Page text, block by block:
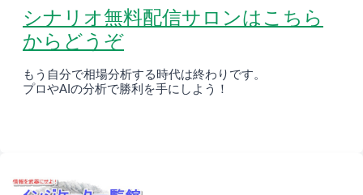
シナリオ無料配信サロンはこちら
からどうぞ
もう自分で相場分析する時代は終わりです。
プロやAIの分析で勝利を手にしよう！